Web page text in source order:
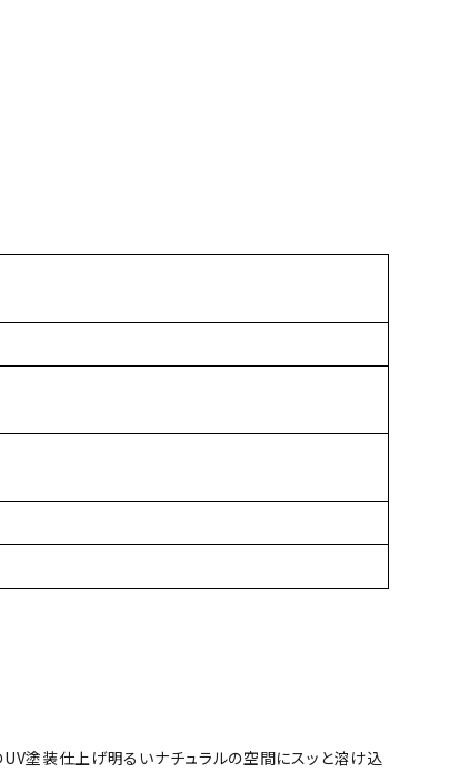
UV塗装仕上げ明るいナチュラルの空間にスッと溶け込